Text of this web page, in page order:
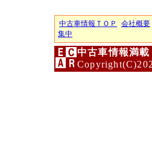
中古車情報ＴＯＰ 会社概要
集中
中古車情報満